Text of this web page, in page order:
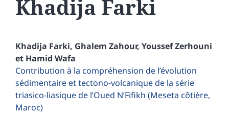
Khadija Farki
Khadija Farki, Ghalem Zahour, YoussefZerhouni
et Hamid Wafa
Contribution à la compréhension de l’évolution
sédimentaire et tectono-volcanique de la série
triasico-liasique de l’Oued N’Fifikh (Meseta côtière,
Maroc)